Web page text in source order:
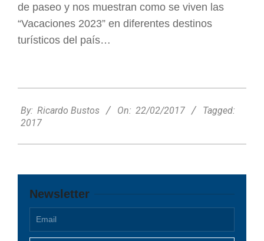
de paseo y nos muestran como se viven las
“Vacaciones 2023” en diferentes destinos
turísticos del país…
02-
22
By: Ricardo Bustos On: 22/02/2017
Tagged:
2017
Newsletter